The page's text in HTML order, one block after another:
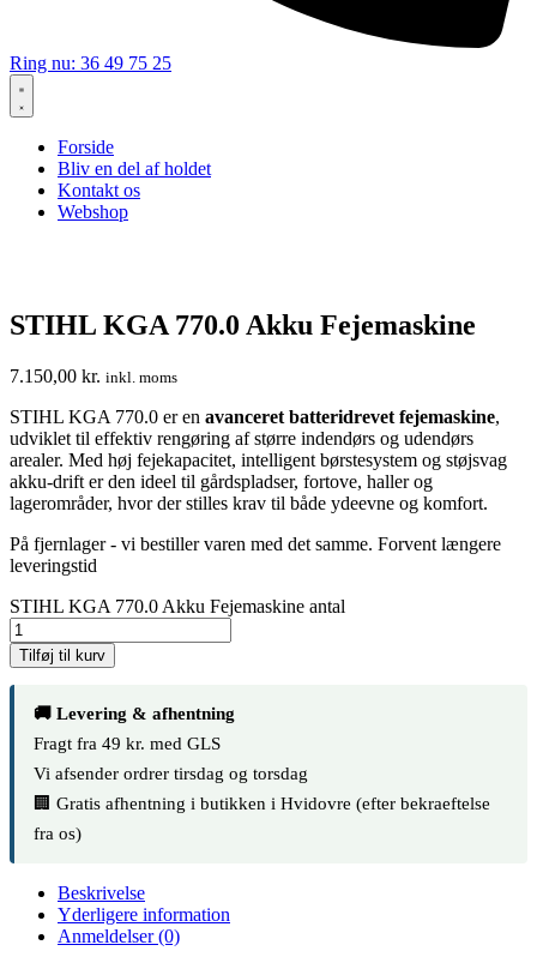
Ring nu: 36 49 75 25
Forside
Bliv en del af holdet
Kontakt os
Webshop
STIHL KGA 770.0 Akku Fejemaskine
7.150,00 kr. inkl. moms
STIHL KGA 770.0 er en avanceret batteridrevet fejemaskine,
udviklet til effektiv rengøring af større indendørs og udendørs
arealer. Med høj fejekapacitet, intelligent børstesystem og støjsvag
akku-drift er den ideel til gårdspladser, fortove, haller og
lagerområder, hvor der stilles krav til både ydeevne og komfort.
På fjernlager - vi bestiller varen med det samme. Forvent længere
leveringstid
STIHL KGA 770.0 Akku Fejemaskine antal
Tilføj til kurv
🚚 Levering & afhentning
Fragt fra 49 kr. med GLS
Vi afsender ordrer tirsdag og torsdag
🏢 Gratis afhentning i butikken i Hvidovre (efter bekraeftelse
fra os)
Beskrivelse
Yderligere information
Anmeldelser (0)